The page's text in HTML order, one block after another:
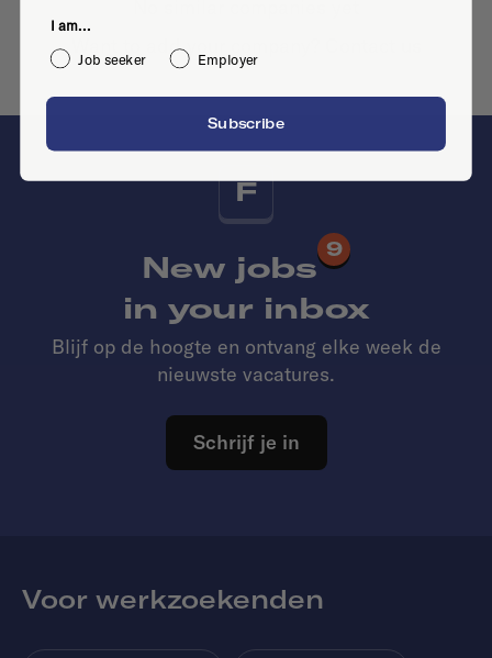
Want to add your company?
F
New jobs
9
in your inbox
Blijf op de hoogte en ontvang elke week de
nieuwste vacatures.
Schrijf je in
Voor werkzoekenden
I am...
Job seeker
Employer
Subscribe